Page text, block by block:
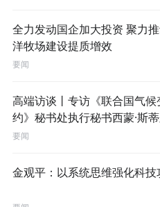
全力发动国企加大投资 聚力
洋牧场建设提质增效
要闻
高端访谈丨专访《联合国气候
约》秘书处执行秘书西蒙·斯
要闻
金观平：以系统思维强化科技